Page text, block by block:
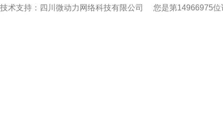
技术支持：四川微动力网络科技有限公司
您是第14966975位